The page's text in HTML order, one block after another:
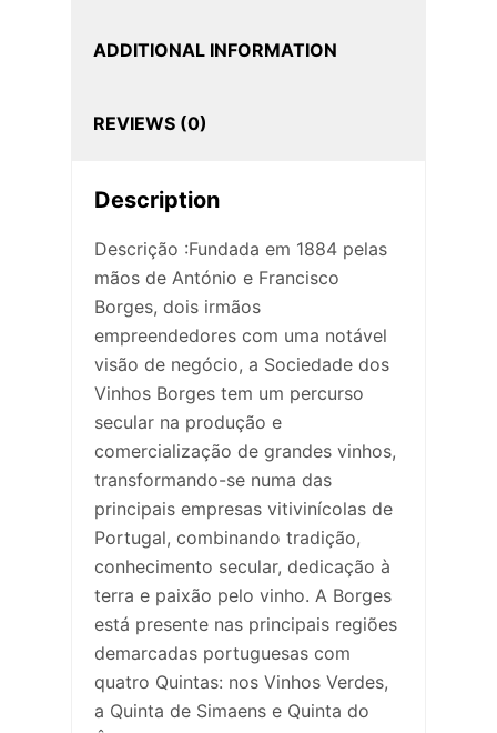
ADDITIONAL INFORMATION
REVIEWS (0)
Description
Descrição :Fundada em 1884 pelas
mãos de António e Francisco
Borges, dois irmãos
empreendedores com uma notável
visão de negócio, a Sociedade dos
Vinhos Borges tem um percurso
secular na produção e
comercialização de grandes vinhos,
transformando-se numa das
principais empresas vitivinícolas de
Portugal, combinando tradição,
conhecimento secular, dedicação à
terra e paixão pelo vinho. A Borges
está presente nas principais regiões
demarcadas portuguesas com
quatro Quintas: nos Vinhos Verdes,
a Quinta de Simaens e Quinta do